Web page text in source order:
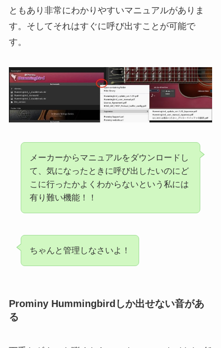
ともあり非常にわかりやすいマニュアルがありま
す。そしてそれはすぐに呼び出すことが可能で
す。
メーカーからマニュアルをダウンロードし
て、気になったときに呼び出したいのにど
こに行ったかよくわからないという私には
有り難い機能！！
ちゃんと管理しなさいよ！
Prominy Hummingbirdしか出せない音があ
る